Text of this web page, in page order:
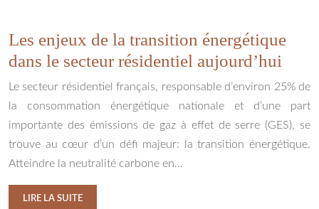
Les enjeux de la transition énergétique
dans le secteur résidentiel aujourd’hui
Le secteur résidentiel français, responsable d’environ 25% de
la consommation énergétique nationale et d’une part
importante des émissions de gaz à effet de serre (GES), se
trouve au cœur d’un défi majeur: la transition énergétique.
Atteindre la neutralité carbone en…
LIRE LA SUITE